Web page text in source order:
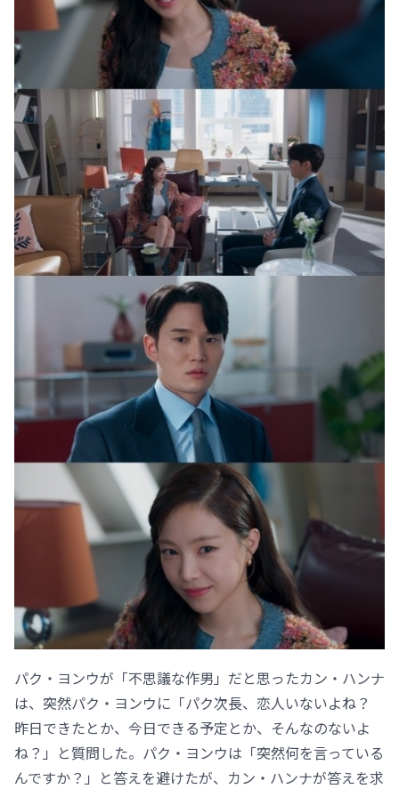
パク・ヨンウが「不思議な作男」だと思ったカン・ハンナ
は、突然パク・ヨンウに「パク次長、恋人いないよね？
昨日できたとか、今日できる予定とか、そんなのないよ
ね？」と質問した。パク・ヨンウは「突然何を言っている
んですか？」と答えを避けたが、カン・ハンナが答えを求